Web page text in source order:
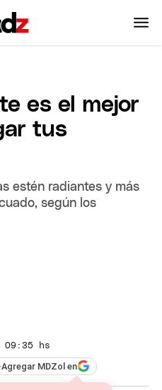
es el mejor
tus
estén radiantes y más
según los
09:35 hs
Agregar MDZol en